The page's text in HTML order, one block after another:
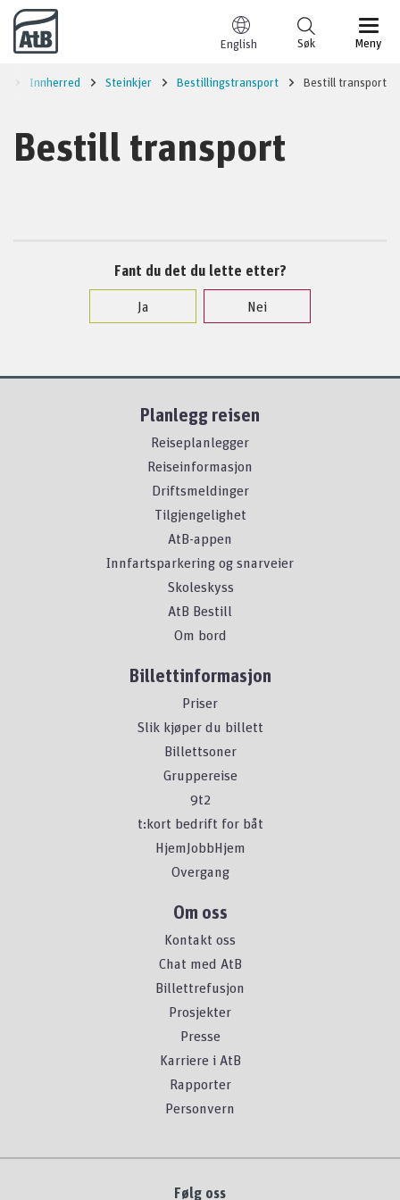
Til innhold
English Meny
Søk
Innherred Steinkjer Bestillingstransport Bestill transport
Bestill transport
Fant du det du lette etter?
Ja
Nei
Planlegg reisen
Reiseplanlegger
Reiseinformasjon
Driftsmeldinger
Tilgjengelighet
AtB-appen
Innfartsparkering og snarveier
Skoleskyss
AtB Bestill
Om bord
Billettinformasjon
Priser
Slik kjøper du billett
Billettsoner
Gruppereise
9t2
t:kort bedrift for båt
HjemJobbHjem
Overgang
Om oss
Kontakt oss
Chat med AtB
Billettrefusjon
Prosjekter
Presse
Karriere i AtB
Rapporter
Personvern
Følg oss